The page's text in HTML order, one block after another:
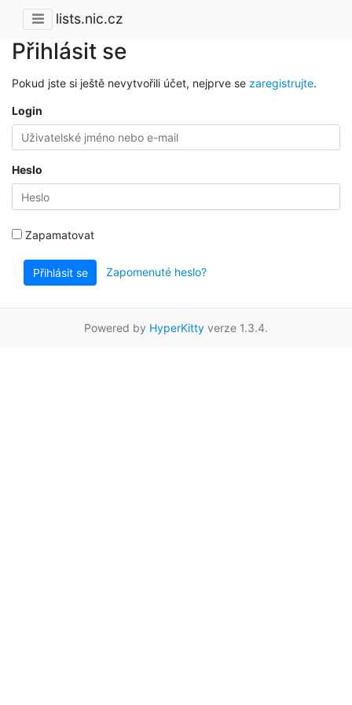
lists.nic.cz
Přihlásit se
Pokud jste si ještě nevytvořili účet, nejprve se zaregistrujte.
Login
Heslo
Zapamatovat
Přihlásit se Zapomenuté heslo?
Powered by HyperKitty verze 1.3.4.